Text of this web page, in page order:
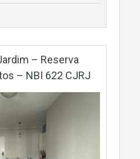
– Reserva
– NBI 622 CJRJ